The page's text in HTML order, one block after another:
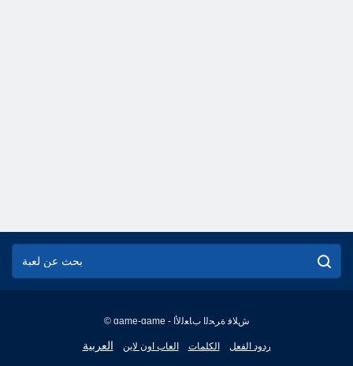
© game-game - ﺵﻼ ﻓ ﺓﺮﺤﻟﺍ ﺏﺎﻌﻟﻷ ﺍ
العربية
English
العاب اون لاين الكلمات ردود الفعل